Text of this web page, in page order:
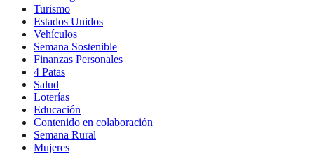
Turismo
Estados Unidos
Vehículos
Semana Sostenible
Finanzas Personales
4 Patas
Salud
Loterías
Educación
Contenido en colaboración
Semana Rural
Mujeres